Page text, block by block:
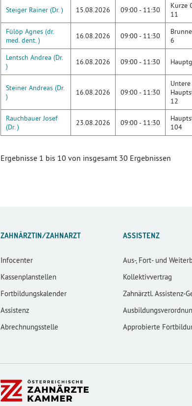
Steiger Rainer (Dr. ) 15.08.2026 09:00 - 11:30
Kurze
11
Fülöp Agnes (dr.
med. dent. )
16.08.2026 09:00 - 11:30
6
Lentsch Andrea (Dr.
)
16.08.2026 09:00 - 11:30
Steiner Andreas (Dr.
)
16.08.2026 09:00 - 11:30
Untere
12
Rauchbauer Josef
(Dr. )
23.08.2026 09:00 - 11:30
104
Ergebnisse 1 bis 10 von insgesamt 30 Ergebnissen
ZAHNÄRZTIN/ZAHNARZT
Infocenter
Kassenplanstellen
Fortbildungskalender
Assistenz
Abrechnungsstelle
ASSISTENZ
Aus-, Fort- und
Kollektivvertrag
Zahnärztl. Assistenz-
Approbierte